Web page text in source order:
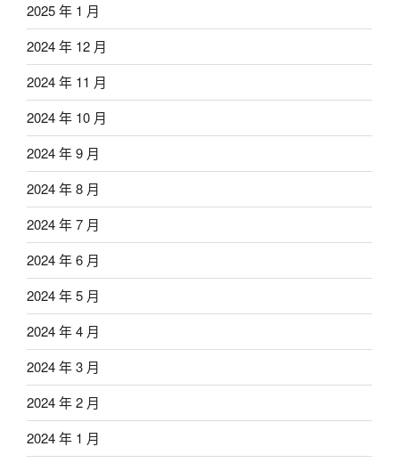
2025 年 1 月
2024 年 12 月
2024 年 11 月
2024 年 10 月
2024 年 9 月
2024 年 8 月
2024 年 7 月
2024 年 6 月
2024 年 5 月
2024 年 4 月
2024 年 3 月
2024 年 2 月
2024 年 1 月